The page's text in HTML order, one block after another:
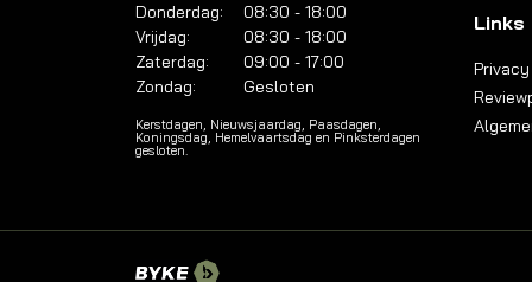
Donderdag:
08:30 - 18:00
Vrijdag:
08:30 - 18:00
Zaterdag:
09:00 - 17:00
Zondag:
Gesloten
Kerstdagen, Nieuwsjaardag, Paasdagen,
Koningsdag, Hemelvaartsdag en Pinksterdagen
gesloten.
Links